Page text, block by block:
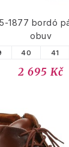
1877 bordó
obuv
40 41
2 695 Kč